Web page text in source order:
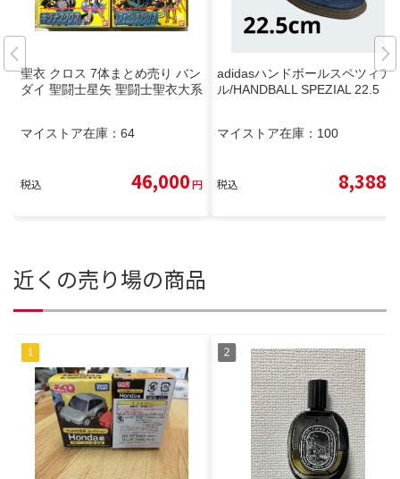
聖衣 クロス 7体まとめ売り バン
ダイ 聖闘士星矢 聖闘士聖衣大系
マイストア在庫： 64
税込 46,000円
adidasハンドボールスペツィア
ル/HANDBALL SPEZIAL 22.5
マイストア在庫： 100
税込 8,388
近くの売り場の商品